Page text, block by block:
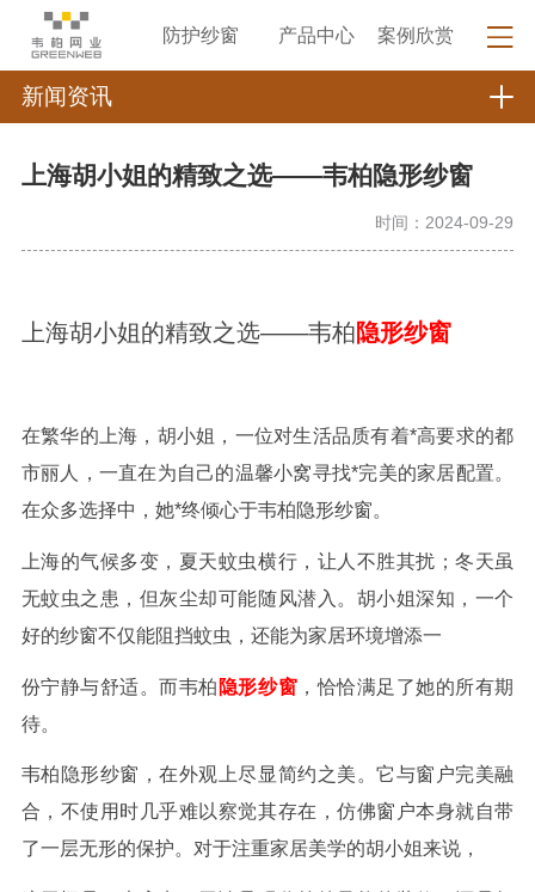
防护纱窗 产品中心 案例欣赏
新闻资讯
上海胡小姐的精致之选——韦柏隐形纱窗
时间：2024-09-29
上海胡小姐的精致之选——韦柏隐形纱窗
在繁华的上海，胡小姐，一位对生活品质有着*高要求的都
市丽人，一直在为自己的温馨小窝寻找*完美的家居配置。
在众多选择中，她*终倾心于韦柏隐形纱窗。
上海的气候多变，夏天蚊虫横行，让人不胜其扰；冬天虽
无蚊虫之患，但灰尘却可能随风潜入。胡小姐深知，一个
好的纱窗不仅能阻挡蚊虫，还能为家居环境增添一
份宁静与舒适。而韦柏 隐形纱窗 ，恰恰满足了她的所有期
待。
韦柏隐形纱窗，在外观上尽显简约之美。它与窗户完美融
合，不使用时几乎难以察觉其存在，仿佛窗户本身就自带
了一层无形的保护。对于注重家居美学的胡小姐来说，